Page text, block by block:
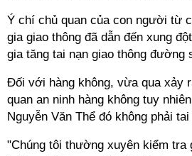
Ý chí chủ quan của con người từ
gia giao thông đã dẫn đến xung
gia tăng tai nạn giao thông đường
Đối với hàng không, vừa qua xảy
quan an ninh hàng không tuy
Nguyễn Văn Thể đó không phải tai
"Chúng tôi thường xuyên kiểm tra